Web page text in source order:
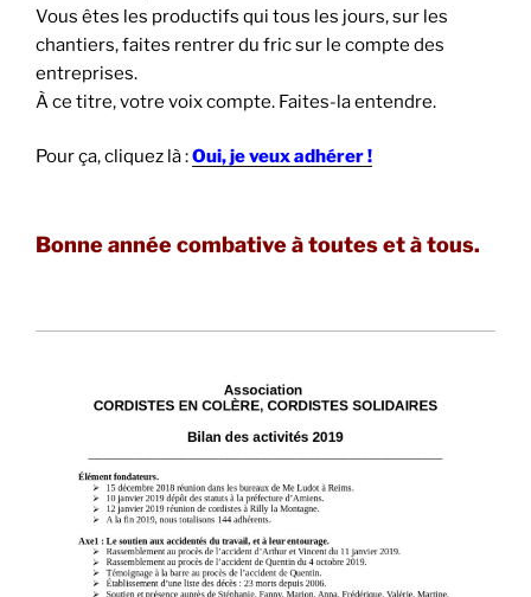
Vous êtes les productifs qui tous les jours, sur les
chantiers, faites rentrer du fric sur le compte des
entreprises.
À ce titre, votre voix compte. Faites-la entendre.
Pour ça, cliquez là :Oui, je veux adhérer !
Bonne année combative à toutes et à tous.